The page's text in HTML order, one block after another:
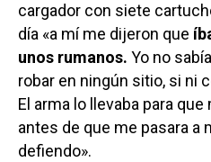
cargador con siete
día «a mí me dijeron que
unos rumanos. Yo no
robar en ningún sitio, si ni
El arma lo llevaba para
antes de que me pasara a
defiendo».